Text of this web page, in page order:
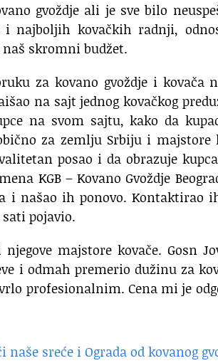
gvoždje ali je sve bilo
najboljih kovačkih radnji,
naš skromni budžet.
za kovano gvoždje i kovača
na sajt jednog kovačkog
na svom sajtu, kako da
za zemlju Srbiju i majstore
posao i da obrazuje
KGB – Kovano Gvoždje
i našao ih ponovo. Kontaktirao
pojavio.
majstore kovače. Gosn
i odmah premerio dužinu za
profesionalnim. Cena mi je